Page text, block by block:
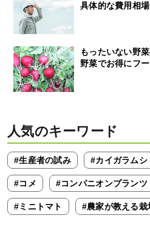
具体的な費用相
もったいない野
野菜でお得にフ
人気のキーワード
#生産者の試み #カイガラムシ
#コメ #コンパニオンプランツ
#ミニトマト #農家が教える栽